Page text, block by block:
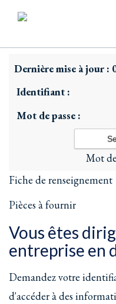
Dernière mise à jour :
Identifiant :
Mot de passe :
Mot
Fiche de renseignement
Pièces à fournir
Vous êtes
entreprise en
Demandez votre
d'accéder à des